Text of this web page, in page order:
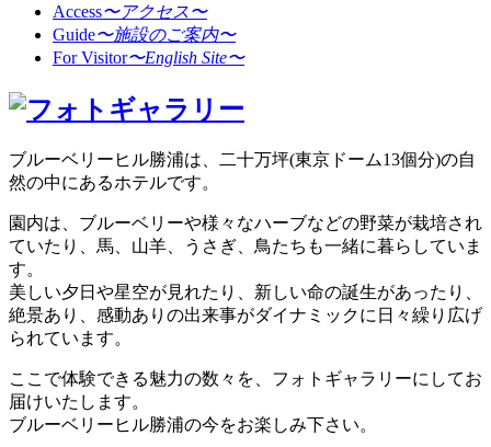
Access〜アクセス〜
Guide〜施設のご案内〜
For Visitor〜English Site〜
ブルーベリーヒル勝浦は、二十万坪(東京ドーム13個分)の自
然の中にあるホテルです。
園内は、ブルーベリーや様々なハーブなどの野菜が栽培され
ていたり、馬、山羊、うさぎ、鳥たちも一緒に暮らしていま
す。
美しい夕日や星空が見れたり、新しい命の誕生があったり、
絶景あり、感動ありの出来事がダイナミックに日々繰り広げ
られています。
ここで体験できる魅力の数々を、フォトギャラリーにしてお
届けいたします。
ブルーベリーヒル勝浦の今をお楽しみ下さい。